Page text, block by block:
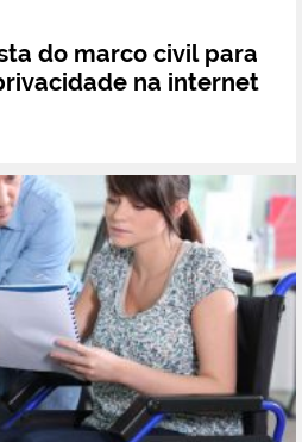
do marco civil para
na internet